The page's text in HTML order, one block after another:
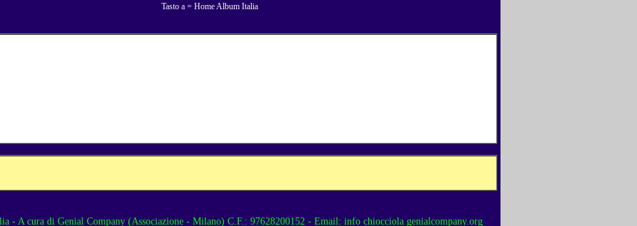
Tasto a = Home Album Italia
- A cura di Genial Company (Associazione - Milano) C.F.: 97628200152 - Email: info chiocciola genialcompany.org